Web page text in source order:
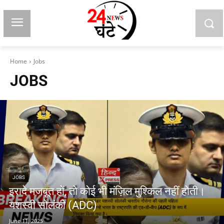
Home Jobs
JOBS
JOBS
इरादे मजबूत हों, तो कोई भी मंज़िल मुश्किल नहीं होती।
यशस्वी सोलंकी (ADC)
June 11, 2025